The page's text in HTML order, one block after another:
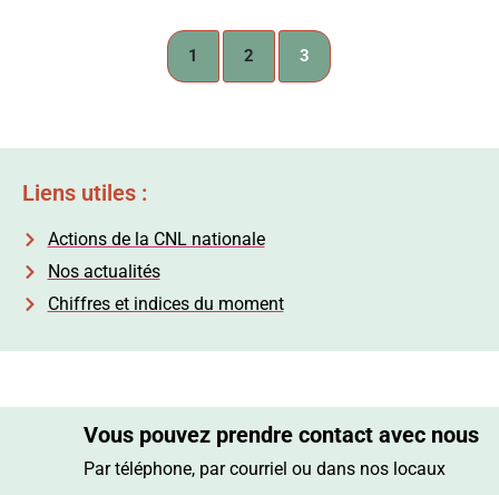
1 2 3
Liens utiles :
Actions de la CNL nationale
Nos actualités
Chiffres et indices du moment
Vous pouvez prendre contact avec nous
Par téléphone, par courriel ou dans nos locaux